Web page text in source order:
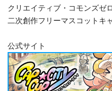
クリエイティブ・コモンズゼ
二次創作フリーマスコットキ
公式サイト